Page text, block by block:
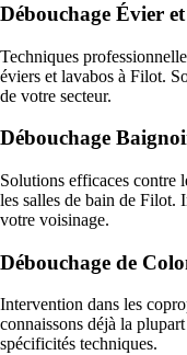
Débouchage Évier
Techniques
éviers et lavabos à Filot.
de votre secteur.
Débouchage
Solutions efficaces contre
les salles de bain de Filot.
votre voisinage.
Débouchage de
Intervention dans les
connaissons déjà la
spécificités techniques.